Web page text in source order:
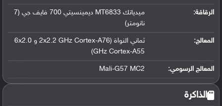
الرقاقة:
ميدياتك MT6833 ديمينسيتي 700 فايف جي (7
نانومتر)
المعالج:
ثماني النواة (2x2.2 GHz Cortex-A76 و 6x2.0
GHz Cortex-A55)
المعالج الرسومي:
Mali-G57 MC2
الذاكرة